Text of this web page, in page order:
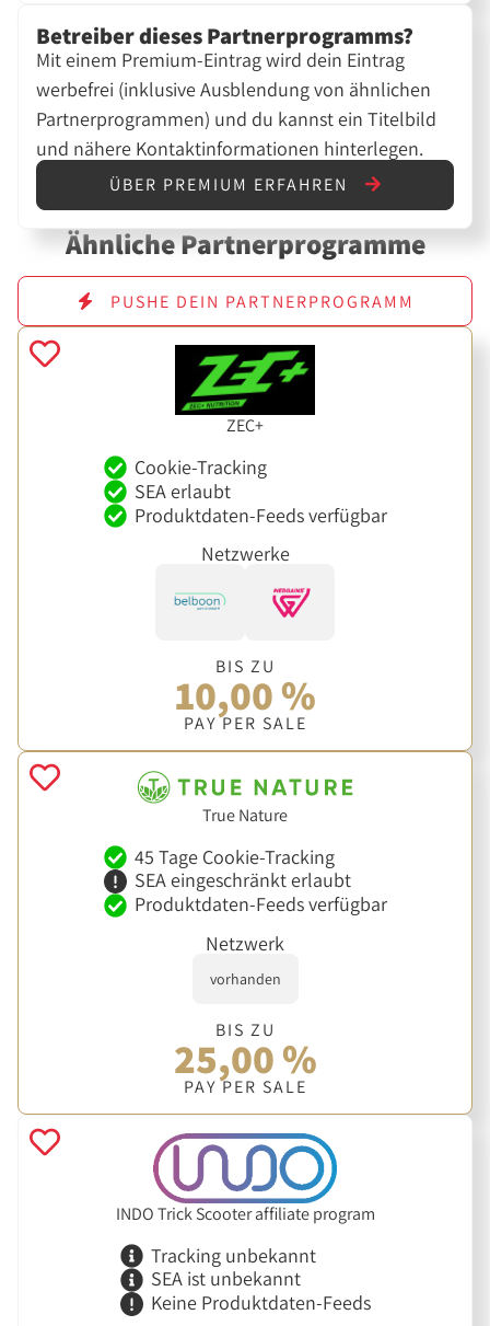
Betreiber dieses Partnerprogramms?
Mit einem Premium-Eintrag wird dein Eintrag
werbefrei (inklusive Ausblendung von ähnlichen
Partnerprogrammen) und du kannst ein Titelbild
und nähere Kontaktinformationen hinterlegen.
ÜBER PREMIUM ERFAHREN
Ähnliche Partnerprogramme
PUSHE DEIN PARTNERPROGRAMM
ZEC+
Cookie-Tracking
SEA erlaubt
Produktdaten-Feeds verfügbar
Netzwerke
BIS ZU
10,00 %
PAY PER SALE
True Nature
45 Tage Cookie-Tracking
SEA eingeschränkt erlaubt
Produktdaten-Feeds verfügbar
Netzwerk
vorhanden
BIS ZU
25,00 %
PAY PER SALE
INDO Trick Scooter affiliate program
Tracking unbekannt
SEA ist unbekannt
Keine Produktdaten-Feeds